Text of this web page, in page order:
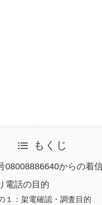
もくじ
08008886640からの着
電話の目的
１：架電確認・調査目的